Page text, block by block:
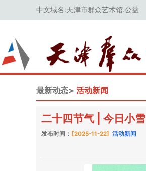
中文域名:天津市群众艺术馆.公益
最新动态> 活动新闻
二十四节气 | 今日小雪
发布时间： [2025-11-22] 活动新闻